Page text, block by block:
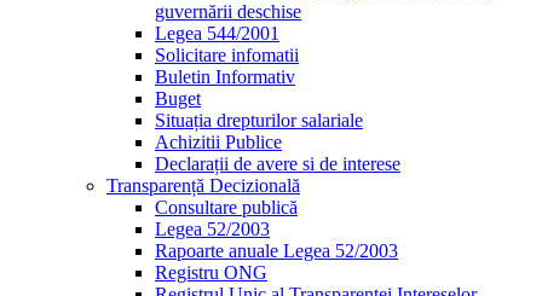
guvernării deschise
Legea 544/2001
Solicitare infomatii
Buletin Informativ
Buget
Situația drepturilor salariale
Achizitii Publice
Declarații de avere si de interese
Transparență Decizională
Consultare publică
Legea 52/2003
Rapoarte anuale Legea 52/2003
Registru ONG